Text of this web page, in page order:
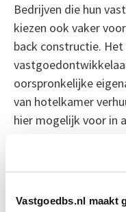
Vastgoedbs.nl maakt
Bedrijven die hun
kiezen ook vaker
back constructie.
oorspronkelijke
van hotelkamer
hier mogelijk voor in
reisbeperkingen.
wel in zijn geheel
oorspronkelijke